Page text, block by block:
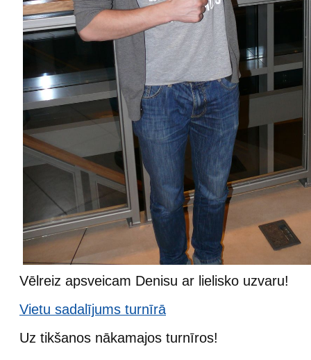
Vēlreiz apsveicam Denisu ar lielisko uzvaru!
Vietu sadalījums turnīrā
Uz tikšanos nākamajos turnīros!